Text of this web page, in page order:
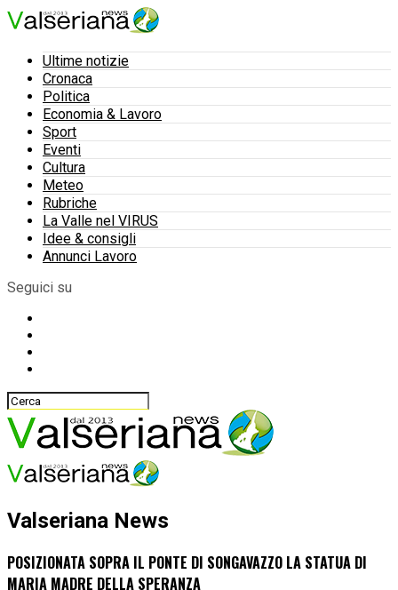
Ultime notizie
Cronaca
Politica
Economia & Lavoro
Sport
Eventi
Cultura
Meteo
Rubriche
La Valle nel VIRUS
Idee & consigli
Annunci Lavoro
Seguici su
Valseriana News
POSIZIONATA SOPRA IL PONTE DI SONGAVAZZO LA STATUA DI
MARIA MADRE DELLA SPERANZA